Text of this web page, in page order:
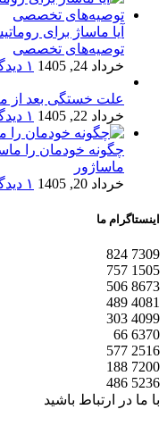
آیا ماساژ برای
توصیه‌های تخصصی
خرداد 24, 1405
۱ دیدگاه
علت خستگی بعد از
خرداد 22, 1405
۱ دیدگاه
ماساژور
خرداد 20, 1405
۱ دیدگاه
اینستاگرام ما
7309
824
1505
757
8673
506
4081
489
4099
303
6370
66
2516
577
7200
188
5236
486
با ما در ارتباط باشید